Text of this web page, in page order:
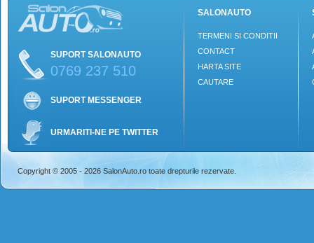
SUPORT SALONAUTO
0769 237 510
SUPORT MESSENGER
URMARITI-NE PE TWITTER
SALONAUTO
TERMENI SI CONDITII
CONTACT
HARTA SITE
CAUTARE
Copyright © 2005 - 2026 SalonAuto.ro toate drepturile rezervate.